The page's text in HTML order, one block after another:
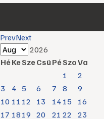
PrevNext
2026
HéKeSzeCsüPéSzoVa
1
2
3
4 5 6 7 8
9
10 11 12 13 14 15
16
17 18 19 20 21 22 23